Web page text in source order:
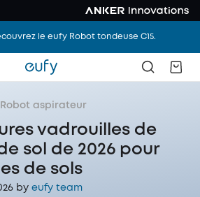
le eufy Robot tondeuse C15.
Robot aspirateur
vadrouilles de
sol de 2026 pour
de sols
by eufy team